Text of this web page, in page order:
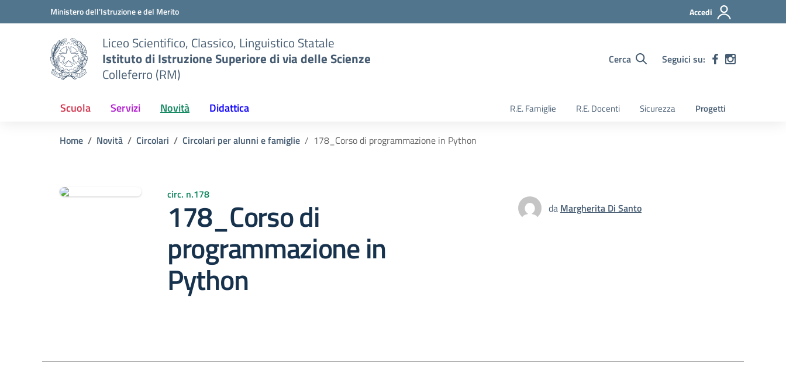
Vai ai contenuti
Vai al menu di navigazioneMinistero dell'Istruzione e del Merito Accedi
Liceo Scientifico, Classico, Linguistico Statale
Istituto di Istruzione Superiore di via delle Scienze
Colleferro (RM)
Cerca Seguici su:
Scuola Servizi Novità Didattica R.E. Famiglie R.E. Docenti Sicurezza Progetti
Home Novità Circolari Circolari per alunni e famiglie 178_Corso di programmazione in Python
circ. n.178
178_Corso di
programmazione in
Python
da Margherita Di Santo